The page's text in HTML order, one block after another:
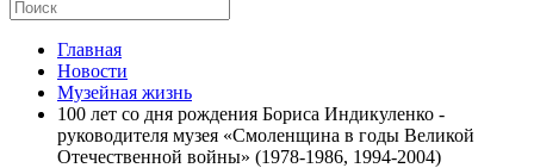
Главная
Новости
Музейная жизнь
100 лет со дня рождения Бориса Индикуленко -
руководителя музея «Смоленщина в годы Великой
Отечественной войны» (1978-1986, 1994-2004)